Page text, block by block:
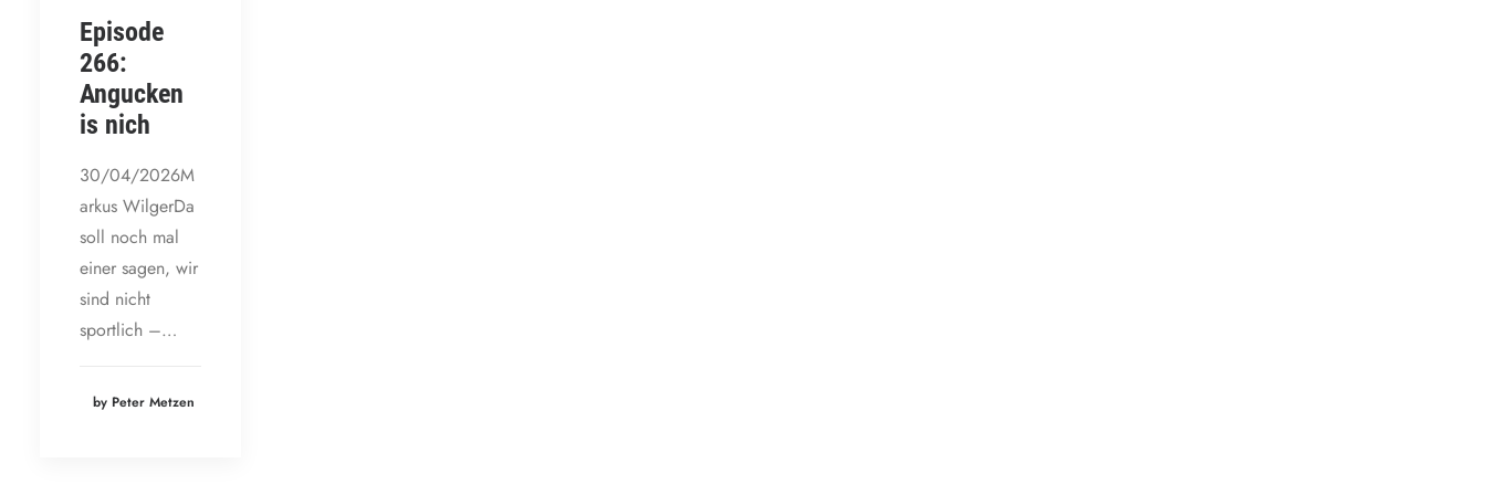
Episode
266:
Angucken
is nich
30/04/2026M
arkus WilgerDa
soll noch mal
einer sagen, wir
sind nicht
sportlich –…
by Peter Metzen